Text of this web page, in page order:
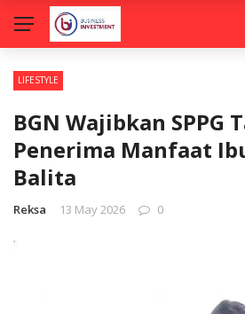
LIFESTYLE
BGN Wajibkan SPPG
Penerima Manfaat
Balita
Reksa 13 May 2026 0